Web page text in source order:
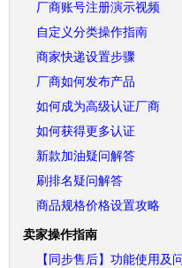
厂商账号注册演示视频
自定义分类操作指南
商家快递设置步骤
厂商如何发布产品
如何成为高级认证厂商
如何获得更多认证
新款加油疑问解答
刷排名疑问解答
商品规格价格设置攻略
卖家操作指南
【同步售后】功能使用及